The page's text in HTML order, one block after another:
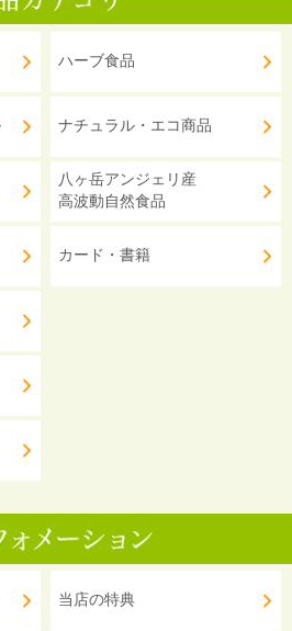
ハーブ食品
ナチュラル・エコ商品
八ヶ岳アンジェリ産
高波動自然食品
カード・書籍
当店の特典